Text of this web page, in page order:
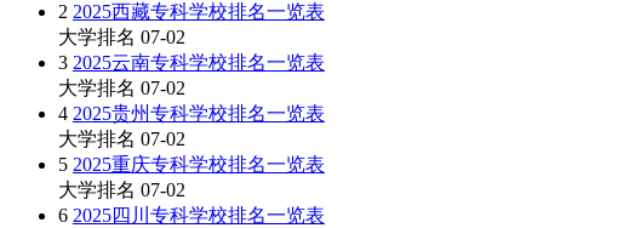
2 2025西藏专科学校排名一览表
大学排名 07-02
3 2025云南专科学校排名一览表
大学排名 07-02
4 2025贵州专科学校排名一览表
大学排名 07-02
5 2025重庆专科学校排名一览表
大学排名 07-02
6 2025四川专科学校排名一览表